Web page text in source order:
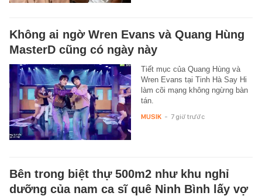
Không ai ngờ Wren Evans và Quang Hùng
MasterD cũng có ngày này
Tiết mục của Quang Hùng và
Wren Evans tại Tinh Hà Say Hi
làm cõi mạng không ngừng bàn
tán.
MUSIK - 7 giờ trước
Bên trong biệt thự 500m2 như khu nghỉ
dưỡng của nam ca sĩ quê Ninh Bình lấy vợ